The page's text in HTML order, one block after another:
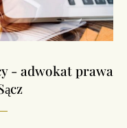
- adwokat prawa